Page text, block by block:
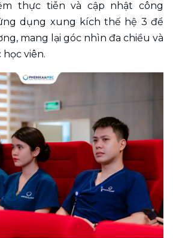
thực tiễn và cập nhật công
dụng xung kích thế hệ 3 để
mang lại góc nhìn đa chiều và
viên.